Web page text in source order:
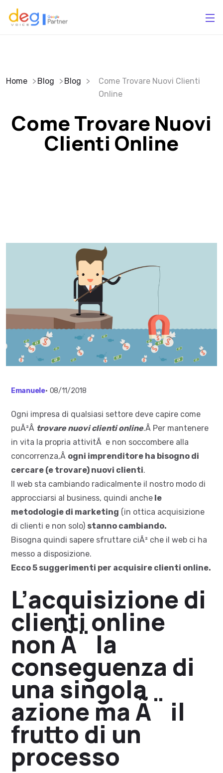
Home Blog Blog
Come Trovare Nuovi Clienti
Online
Come Trovare Nuovi
Clienti Online
Emanuele• 08/11/2018
Ogni impresa di qualsiasi settore deve capire come
puÃ²Â trovare nuovi clienti online.Â Per mantenere
in vita la propria attivitÃ e non soccombere alla
concorrenza,Â ogni imprenditore ha bisogno di
cercare (e trovare) nuovi clienti.
Il web sta cambiando radicalmente il nostro modo di
approcciarsi al business, quindi anche le
metodologie di marketing (in ottica acquisizione
di clienti e non solo) stanno cambiando.
Bisogna quindi sapere sfruttare ciÃ² che il web ci ha
messo a disposizione.
Ecco 5 suggerimenti per acquisire clienti online.
L’acquisizione di
clienti online
non Ã¨ la
conseguenza di
una singola
azione ma Ã¨ il
frutto di un
processo